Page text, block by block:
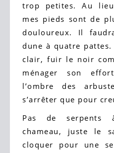
trop petites. Au lieu
mes pieds sont de
douloureux. Il
dune à quatre
clair, fuir le noir
ménager son
l’ombre des
s’arrêter que pour
Pas de serpents
chameau, juste le
cloquer pour une